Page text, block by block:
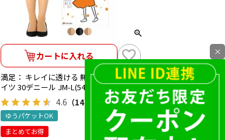
カートに入れる
満足： キレイに透ける 無地 シアータ
イツ 30デニール JM-L(540-1111)
4.6 （14）
ゆうパケットOK
まとめてお得
×